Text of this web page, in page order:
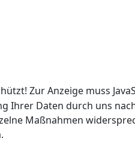
Zur Anzeige muss
Ihrer Daten durch uns
Maßnahmen